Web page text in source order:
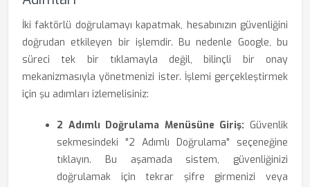
İki faktörlü doğrulamayı kapatmak, hesabınızın güvenliğini
doğrudan etkileyen bir işlemdir. Bu nedenle Google, bu
süreci tek bir tıklamayla değil, bilinçli bir onay
mekanizmasıyla yönetmenizi ister. İşlemi gerçekleştirmek
için şu adımları izlemelisiniz:
2 Adımlı Doğrulama Menüsüne Giriş: Güvenlik
sekmesindeki "2 Adımlı Doğrulama" seçeneğine
tıklayın. Bu aşamada sistem, güvenliğinizi
doğrulamak için tekrar şifre girmenizi veya